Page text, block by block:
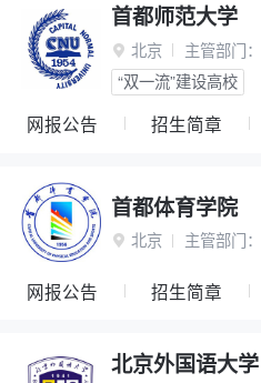
首都师范大学
 北京 主管部门：
“双一流”建设高校
网报公告 招生简章
首都体育学院
 北京 主管部门：
网报公告 招生简章
北京外国语大学